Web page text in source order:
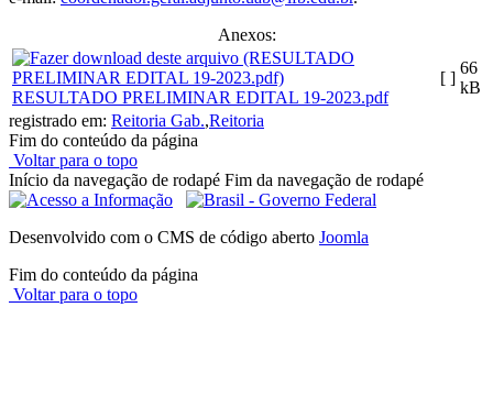
Anexos:
RESULTADO PRELIMINAR EDITAL 19-2023.pdf
[ ]
66
kB
registrado em: Reitoria Gab.,Reitoria
Fim do conteúdo da página
Voltar para o topo
Início da navegação de rodapé Fim da navegação de rodapé
Desenvolvido com o CMS de código aberto Joomla
Fim do conteúdo da página
Voltar para o topo